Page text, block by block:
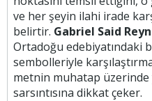
ve her şeyin ilahi irade
belirtir. Gabriel Said
Ortadoğu edebiyatındaki
sembolleriyle
metnin muhatap üzerinde
sarsıntısına dikkat çeker.